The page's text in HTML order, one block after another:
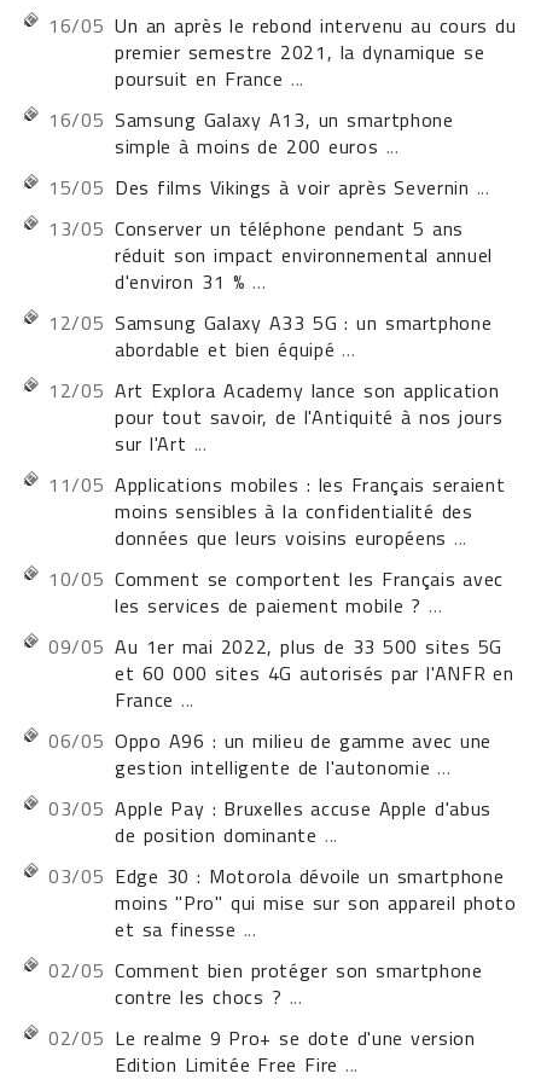
16/05 Un an après le rebond intervenu au cours du
premier semestre 2021, la dynamique se
poursuit en France ...
16/05 Samsung Galaxy A13, un smartphone
simple à moins de 200 euros ...
15/05 Des films Vikings à voir après Severnin ...
13/05 Conserver un téléphone pendant 5 ans
réduit son impact environnemental annuel
d'environ 31 % ...
12/05 Samsung Galaxy A33 5G : un smartphone
abordable et bien équipé ...
12/05 Art Explora Academy lance son application
pour tout savoir, de l'Antiquité à nos jours
sur l'Art ...
11/05 Applications mobiles : les Français seraient
moins sensibles à la confidentialité des
données que leurs voisins européens ...
10/05 Comment se comportent les Français avec
les services de paiement mobile ? ...
09/05 Au 1er mai 2022, plus de 33 500 sites 5G
et 60 000 sites 4G autorisés par l'ANFR en
France ...
06/05 Oppo A96 : un milieu de gamme avec une
gestion intelligente de l'autonomie ...
03/05 Apple Pay : Bruxelles accuse Apple d'abus
de position dominante ...
03/05 Edge 30 : Motorola dévoile un smartphone
moins "Pro" qui mise sur son appareil photo
et sa finesse ...
02/05 Comment bien protéger son smartphone
contre les chocs ? ...
02/05 Le realme 9 Pro+ se dote d'une version
Edition Limitée Free Fire ...